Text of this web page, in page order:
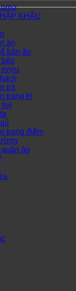
KHẨU
ăn
bàn ăn
bếp
rượu
trà
trang trí
tivi
trang điểm
quần áo